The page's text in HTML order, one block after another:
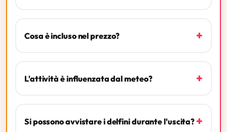
Cosa è incluso nel prezzo? +
L'attività è influenzata dal meteo? +
Si possono avvistare i delfini durante l'uscita? +